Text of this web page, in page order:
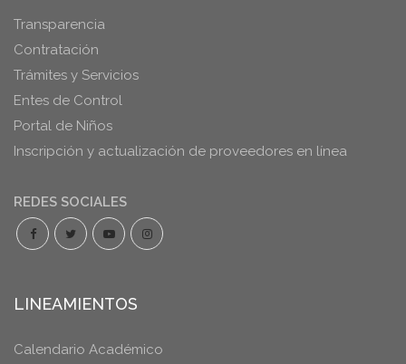
Transparencia
Contratación
Trámites y Servicios
Entes de Control
Portal de Niños
Inscripción y actualización de proveedores en línea
REDES SOCIALES
LINEAMIENTOS
Calendario Académico